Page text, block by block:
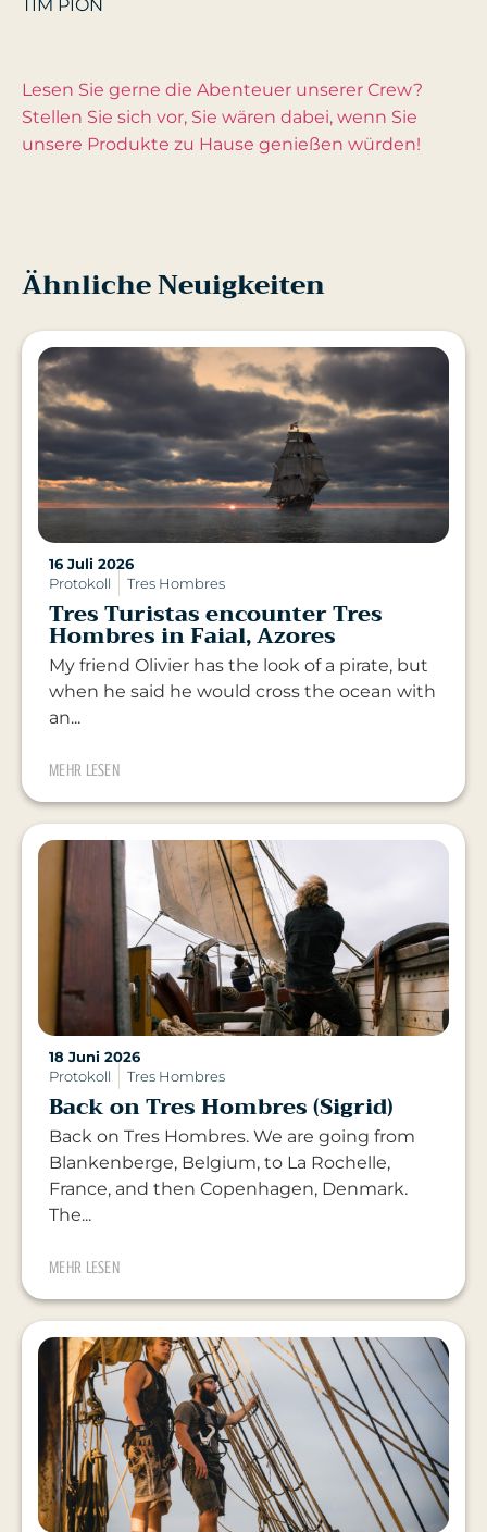
TIM PION
Lesen Sie gerne die Abenteuer unserer Crew?
Stellen Sie sich vor, Sie wären dabei, wenn Sie
unsere Produkte zu Hause genießen würden!
Ähnliche Neuigkeiten
16 Juli 2026
Protokoll
Tres Hombres
Tres Turistas encounter Tres
Hombres in Faial, Azores
My friend Olivier has the look of a pirate, but
when he said he would cross the ocean with
an...
MEHR LESEN
18 Juni 2026
Protokoll
Tres Hombres
Back on Tres Hombres (Sigrid)
Back on Tres Hombres. We are going from
Blankenberge, Belgium, to La Rochelle,
France, and then Copenhagen, Denmark.
The...
MEHR LESEN